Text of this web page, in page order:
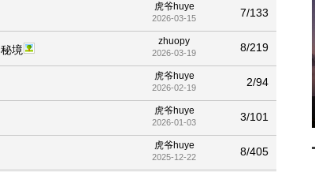
7/133
虎爷huye
2026-03-15
8/219
zhuopy
2026-03-19
境
2/94
虎爷huye
2026-02-19
3/101
虎爷huye
2026-01-03
8/405
虎爷huye
2025-12-22